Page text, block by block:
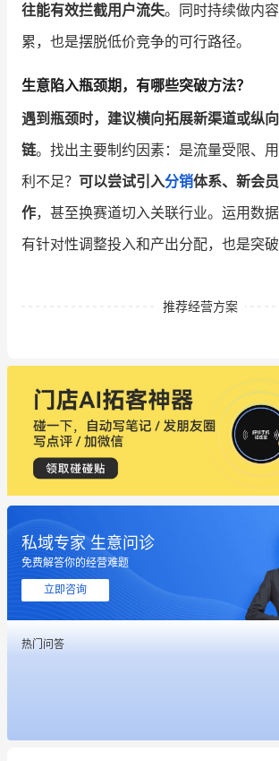
往能有效拦截用户流失。同时持续做内
累，也是摆脱低价竞争的可行路径。
生意陷入瓶颈期，有哪些突破方法？
遇到瓶颈时，建议横向拓展新渠道或纵
链。找出主要制约因素：是流量受限、
利不足？ 可以尝试引入分销体系、新会
作，甚至换赛道切入关联行业。运用数据
有针对性调整投入和产出分配，也是突破
推荐经营方案
私域专家 生意问诊
免费解答你的经营难题
立即咨询
热门问答
这个营销策划案例推荐大家看一下
用有赞就能在微信、小红书同时经
冰墩墩货源充足需要的联系我